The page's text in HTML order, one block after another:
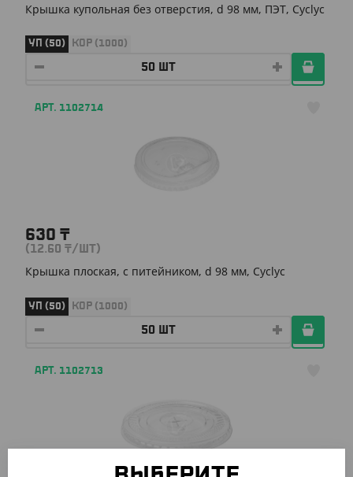
Крышка купольная без отверстия, d 98 мм, ПЭТ, Cyclyc
УП (50) КОР (1000)
АРТ. 1102714
630 ₸
(12.60 ₸/ШТ)
Крышка плоская, с питейником, d 98 мм, Cyclyc
УП (50) КОР (1000)
АРТ. 1102713